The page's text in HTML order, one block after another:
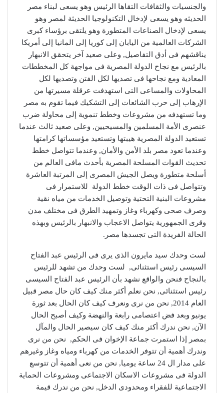
والجنسيات والثقافات التقاها الرئيس وهو يسعى لبناء مصر
الحديثه وهو يسعى لإدخال التكنولوجيا الحديثة لمصر وهو
يسعى لإدخال الصناعات المتطورة وهو يلتقى برؤساء كبرى
الشركات العالمية من اليابان إلى كوريا إلى المانيا إلى أمريكا
يناقشهم فى أدق التفاصيل, وعلى صعيد آخر يتحقق الانبهار
بالرئيس مع نجاح الدولة المصرية فى مواجهة كل المخططات
المعادية ومع نجاحها فى تصديها لكل الفتن وتصديها لكل
المحاولات والمساعى التى استهدفت عرقلة مسيرتها من
الإرهاب إلى حرب الشائعات إلى التشكيك فيما تقوم به مصر
وما تستهدفه من مشروعات وخطط تنموية إلى محاولة ضرب
عنصرى الأمة المسلمين والمسيحيين, وعلى صعيد ثالث عندما
تستعيد الدولة المصرية هيبتها وتستعيد مؤسساتها كرامتها
وعندما تعود مصر بلد الأمن والأمان, وعندما تتواصل خطط
تحديث القوات المسلحة المصرية بأحدث مافى العالم من
أسلحة متطورة ويصل الجيش المصرى إلى المرتبة العاشرة
وتتواصل فى ذات الوقت خطط الدولة للاستمرار فى
مشروعات البنية التحتية وتوصيل الخدمات من مياه نقية
وصرف صحى وكهرباء وغاز وتمهيد الطرق فى مختلف مدن
وقرى الجمهورية يتواصل الاعجاب والانبهار بالرئيس وبهذه
الحالة الفريدة التى تجسدها مصر.
لست وحدك سيد مايرون الذى يرى فى الرئيس عبد الفتاح
السيسى رئيس استثنائى, لست وحدك من تشهد للرئيس
بالنجاح فنحن والواقع نشهد بأن الرئيس عبد الفتاح السيسى
رئيس استثنائى, نحن نعلم أكثر منك كيف كان حال مصر قبيل
العام 2014, نحن من نرى ونعرف كيف كان الحال بعد ثورة
يونيو وبعد فض اعتصامى رابعة والنهضة وكيف أصبح الحال
الآن, نحن ندرك أكثر منك كيف كان سيصير الحال والمآل
بمصر إذا استمرت جماعة الإخوان فى الحكم, نحن من نرى
وندرك أهمية أن تتوفر الخدمات من كهرباء ومياه وغاز وغيرهم
على مدار ال 24 ساعة يوميا, نحن من نعى أهمية أن تتوسع
الدولة فى مشروعات الاسكان الاجتماعى ومشروعات الحماية
الاجتماعية للفقراء ومحدودى الدخل, نحن من ندرك قيمة